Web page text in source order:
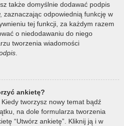
także domyślnie dodawać podpis
zaznaczając odpowiednią funkcję w
tej funkcji, za każdym razem
o niedodawaniu do niego
tworzenia wiadomości
.
ankietę?
tworzysz nowy temat bądź
na dole formularza tworzenia
“Utwórz ankietę”. Kliknij ją i w